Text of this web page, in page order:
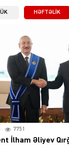
Moskvada güclü
səsləri eşidildi
07.08.2026
Rusiya-Ukrayna
münaqişəsinin
irəliləyiş var –
07.08.2026
HƏFTƏLIK
7751
İlham Əliyev